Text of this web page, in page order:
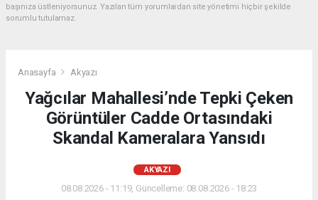
başınıza üstleniyorsunuz. Yazılan tüm yorumlardan site yönetimi hiçbir şekilde
sorumlu tutulamaz.
Anasayfa Akyazı
Yağcılar Mahallesi’nde Tepki Çeken
Görüntüler Cadde Ortasındaki
Skandal Kameralara Yansıdı
AKYAZI
08.08.2026 - 11:19, Güncelleme: 08.08.2026 - 18:23